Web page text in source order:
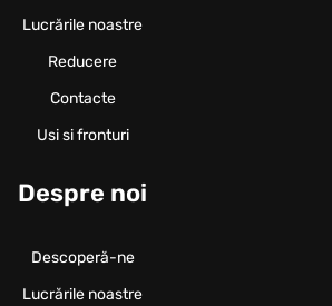
Lucrările noastre
Reducere
Contacte
Usi si fronturi
Despre noi
Descoperă-ne
Lucrările noastre